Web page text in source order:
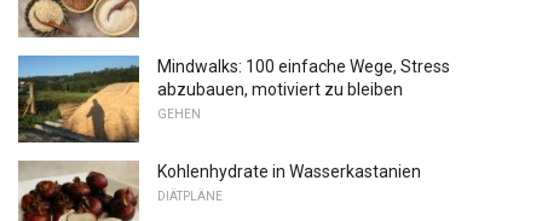
Mindwalks: 100 einfache Wege, Stress
abzubauen, motiviert zu bleiben
GEHEN
Kohlenhydrate in Wasserkastanien
DIÄTPLÄNE